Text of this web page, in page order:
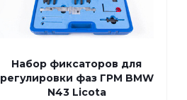
Набор фиксаторов для
регулировки фаз ГРМ BMW
N43 Licota